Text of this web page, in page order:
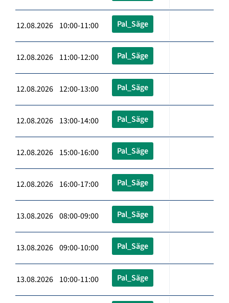
12.08.2026 10:00-11:00 Pal_Säge
12.08.2026 11:00-12:00 Pal_Säge
12.08.2026 12:00-13:00 Pal_Säge
12.08.2026 13:00-14:00 Pal_Säge
12.08.2026 15:00-16:00 Pal_Säge
12.08.2026 16:00-17:00 Pal_Säge
13.08.2026 08:00-09:00 Pal_Säge
13.08.2026 09:00-10:00 Pal_Säge
13.08.2026 10:00-11:00 Pal_Säge